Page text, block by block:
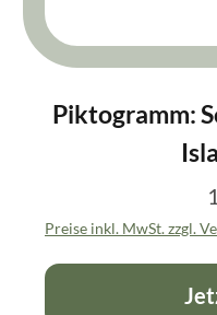
Piktogramm:
Preise inkl. MwSt. zzgl.